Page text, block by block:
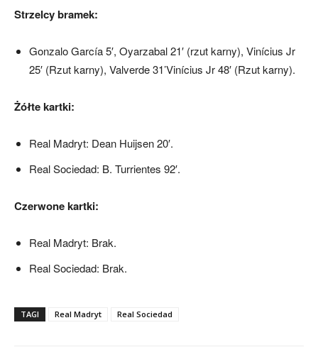
Strzelcy bramek:
Gonzalo García 5′, Oyarzabal 21′ (rzut karny), Vinícius Jr
25′ (Rzut karny), Valverde 31’Vinícius Jr 48′ (Rzut karny).
Żółte kartki:
Real Madryt: Dean Huijsen 20′.
Real Sociedad: B. Turrientes 92′.
Czerwone kartki:
Real Madryt: Brak.
Real Sociedad: Brak.
TAGI Real Madryt Real Sociedad